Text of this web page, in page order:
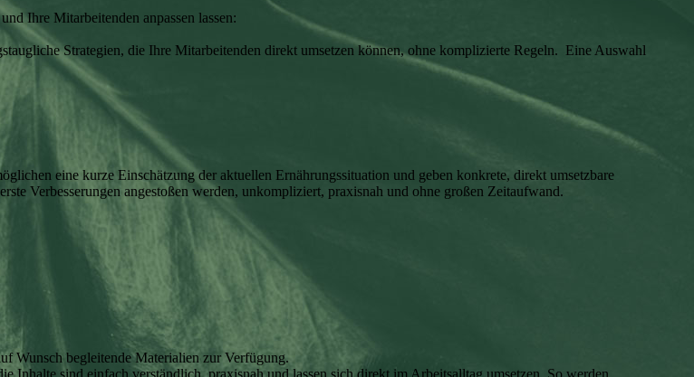
Ihre Mitarbeitenden anpassen lassen:
Strategien, die Ihre Mitarbeitenden direkt umsetzen können, ohne komplizierte Regeln. Eine Auswahl
eine kurze Einschätzung der aktuellen Ernährungssituation und geben konkrete, direkt umsetzbare
Verbesserungen angestoßen werden, unkompliziert, praxisnah und ohne großen Zeitaufwand.
Wunsch begleitende Materialien zur Verfügung.
Inhalte sind einfach verständlich, praxisnah und lassen sich direkt im Arbeitsalltag umsetzen. So werden